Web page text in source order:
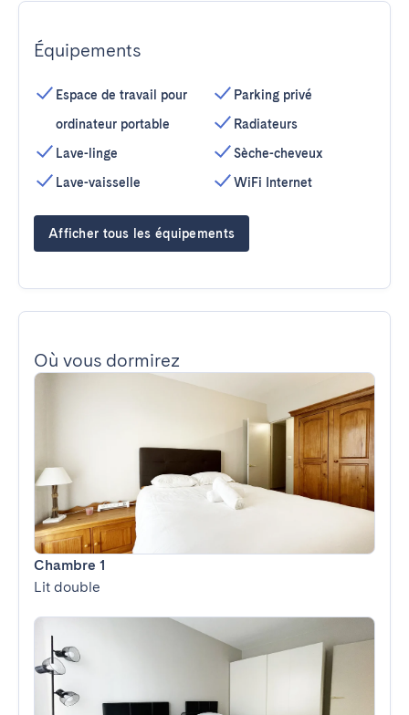
Équipements
Espace de travail pour
ordinateur portable
Lave-linge
Lave-vaisselle
Parking privé
Radiateurs
Sèche-cheveux
WiFi Internet
Afficher tous les équipements
Où vous dormirez
Chambre 1
Lit double